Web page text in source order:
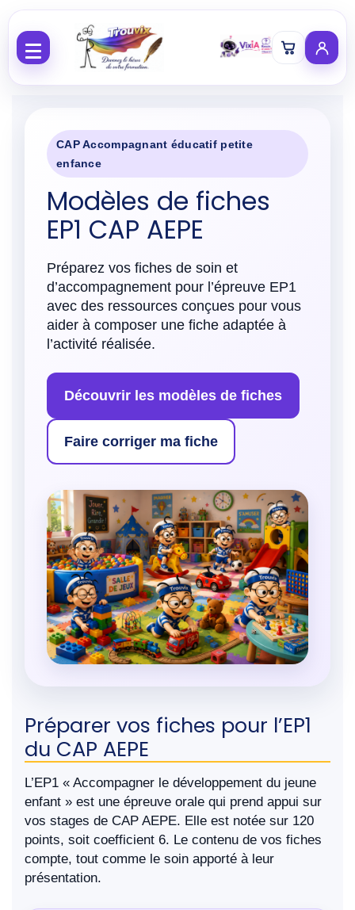
CAP Accompagnant éducatif petite
enfance
Modèles de fiches
EP1 CAP AEPE
Préparez vos fiches de soin et
d’accompagnement pour l’épreuve EP1
avec des ressources conçues pour vous
aider à composer une fiche adaptée à
l’activité réalisée.
Découvrir les modèles de fiches
Faire corriger ma fiche
Préparer vos fiches pour l’EP1
du CAP AEPE
L’EP1 « Accompagner le développement du jeune
enfant » est une épreuve orale qui prend appui sur
vos stages de CAP AEPE. Elle est notée sur 120
points, soit coefficient 6. Le contenu de vos fiches
compte, tout comme le soin apporté à leur
présentation.